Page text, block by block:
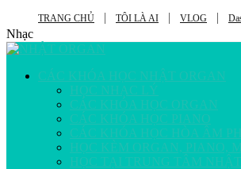
TRANG CHỦ TÔI LÀ AI VLOG
Nhạc
CÁC KHÓA HỌC NHẬT ORGAN
HỌC NHẠC LÝ
CÁC KHÓA HỌC ORGAN
CÁC KHÓA HỌC PIANO
CÁC KHÓA HỌC HÒA ÂM
HỌC KÈM ORGAN, PIANO,
HỌC TẠI TRUNG TÂM